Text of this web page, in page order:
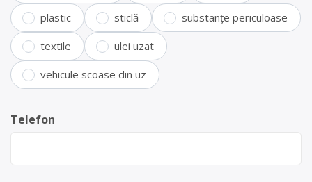
plastic sticlă substanțe periculoase
textile ulei uzat
vehicule scoase din uz
Telefon